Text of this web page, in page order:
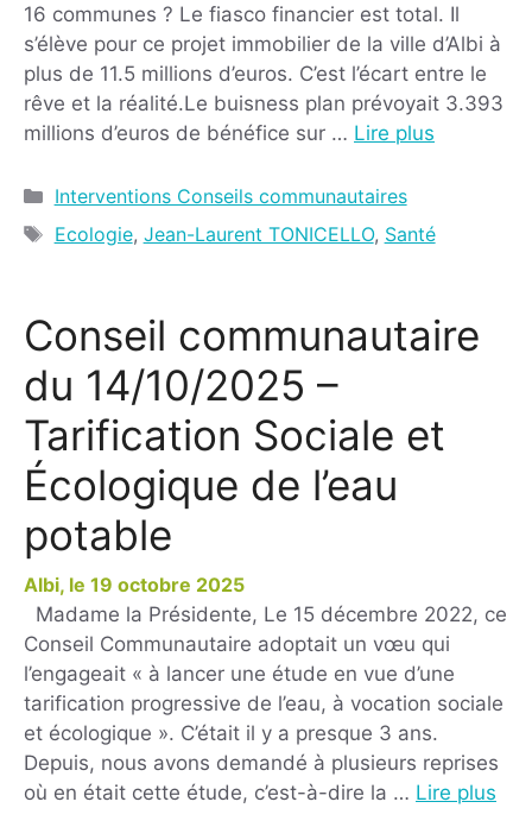
16 communes ? Le fiasco financier est total. Il
s’élève pour ce projet immobilier de la ville d’Albi à
plus de 11.5 millions d’euros. C’est l’écart entre le
rêve et la réalité.Le buisness plan prévoyait 3.393
millions d’euros de bénéfice sur … Lire plus
Interventions Conseils communautaires
Ecologie, Jean-Laurent TONICELLO, Santé
Conseil communautaire
du 14/10/2025 –
Tarification Sociale et
Écologique de l’eau
potable
19 octobre 2025
Madame la Présidente, Le 15 décembre 2022, ce
Conseil Communautaire adoptait un vœu qui
l’engageait « à lancer une étude en vue d’une
tarification progressive de l’eau, à vocation sociale
et écologique ». C’était il y a presque 3 ans.
Depuis, nous avons demandé à plusieurs reprises
où en était cette étude, c’est-à-dire la … Lire plus